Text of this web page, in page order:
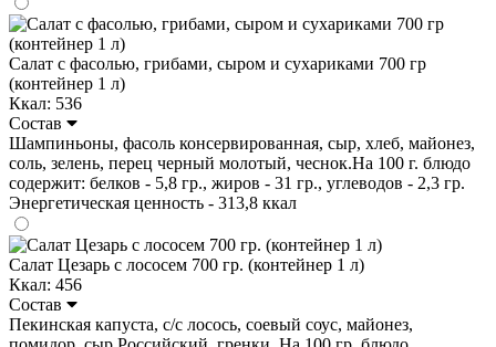
Салат с фасолью, грибами, сыром и сухариками 700 гр
(контейнер 1 л)
Ккал: 536
Состав
Шампиньоны, фасоль консервированная, сыр, хлеб, майонез,
соль, зелень, перец черный молотый, чеснок.На 100 г. блюдо
содержит: белков - 5,8 гр., жиров - 31 гр., углеводов - 2,3 гр.
Энергетическая ценность - 313,8 ккал
Салат Цезарь с лососем 700 гр. (контейнер 1 л)
Ккал: 456
Состав
Пекинская капуста, с/с лосось, соевый соус, майонез,